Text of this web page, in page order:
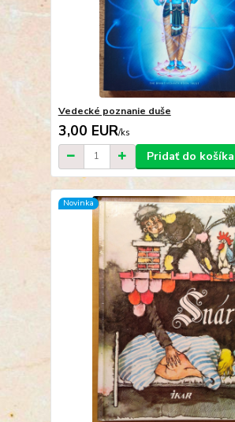
Vedecké poznanie duše
3,00 EUR/ks
Pridať do košíka
Novinka